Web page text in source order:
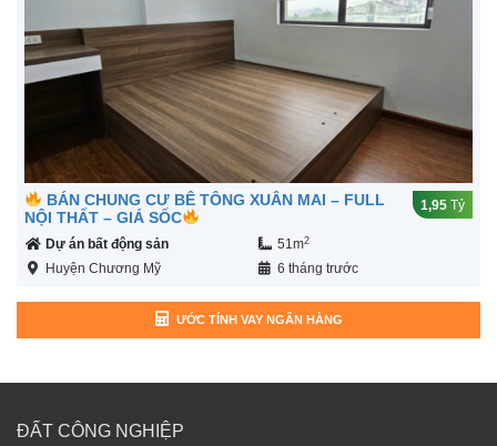
BÁN CHUNG CƯ BÊ TÔNG XUÂN MAI – FULL
NỘI THẤT – GIÁ SỐC
1,95 Tỷ
Dự án bất động sản 51m2
Huyện Chương Mỹ 6 tháng trước
ƯỚC TÍNH VAY NGÂN HÀNG
ĐẤT CÔNG NGHIỆP